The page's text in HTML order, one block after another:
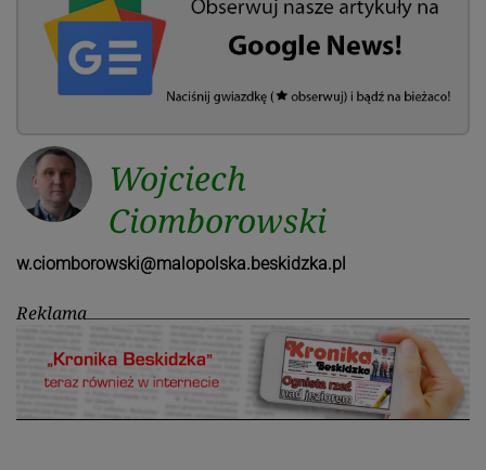
Wojciech
Ciomborowski
w.ciomborowski@malopolska.beskidzka.pl
Reklama